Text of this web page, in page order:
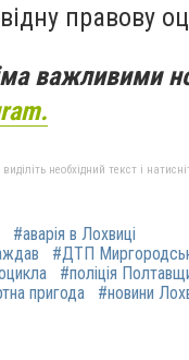
правову
важливими
необхідний текст і
#аварія в Лохвиці
#ДТП
#поліція
пригода
#новини